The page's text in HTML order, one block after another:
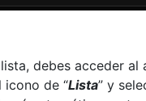
debes acceder
icono de “Lista” y